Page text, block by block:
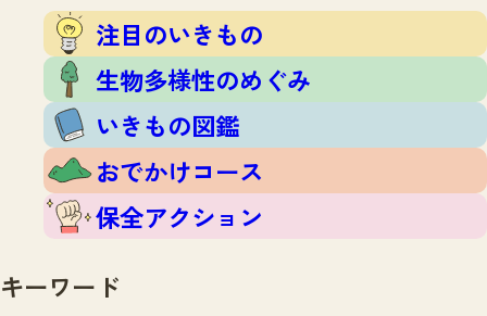
注目のいきもの
生物多様性のめぐみ
いきもの図鑑
おでかけコース
保全アクション
いきもの調査隊
調査レポート
調査レポートTOP
調査結果
ふくおかいきものマップ
マッチング
マッチングTOP
掲載申し込みフォーム
お問合せ
注目のいきもの
生物多様性のめぐみ
いきもの図鑑
おでかけコース
保全アクション
キーワード